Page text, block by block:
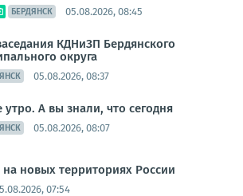
БЕРДЯНСК 05.08.2026, 08:45
КДНиЗП Бердянского
округа
05.08.2026, 08:37
утро. А вы знали, что сегодня
05.08.2026, 08:07
на новых территориях России
07:54